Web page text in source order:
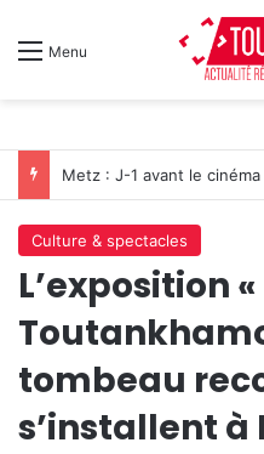
Menu
Metz : J-1 avant le cinéma
Culture & spectacles
L’exposition «
tombeau
s’installent à